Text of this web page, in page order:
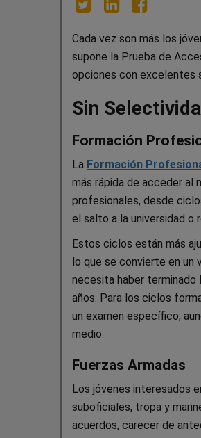
Cada vez son más los
supone la Prueba de
opciones con excelentes
Sin
Formación
La Formación
más rápida de acceder al
profesionales, desde
el salto a la universidad o
Estos ciclos están más
lo que se convierte en un
necesita haber terminado
años. Para los ciclos
un examen específico,
medio.
Fuerzas Armadas
Los jóvenes interesados
suboficiales, tropa y
acuerdos, carecer de